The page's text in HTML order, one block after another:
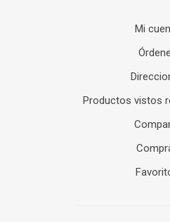
Mi
Productos vistos